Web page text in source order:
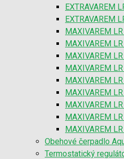
EXTRAVAREM
EXTRAVAREM
MAXIVAREM
MAXIVAREM
MAXIVAREM
MAXIVAREM
MAXIVAREM
MAXIVAREM
MAXIVAREM
MAXIVAREM
MAXIVAREM
Obehové čerpadlo
Termostatický